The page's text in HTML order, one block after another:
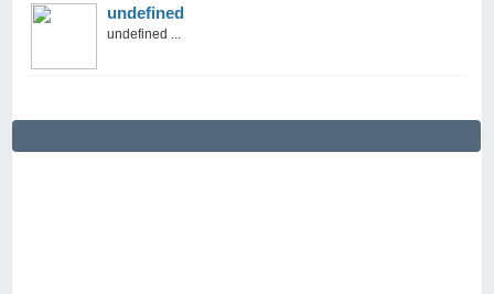
undefined
undefined ...